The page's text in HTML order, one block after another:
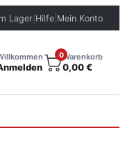
Lager Hilfe Mein Konto
0Warenkorb
0,00€